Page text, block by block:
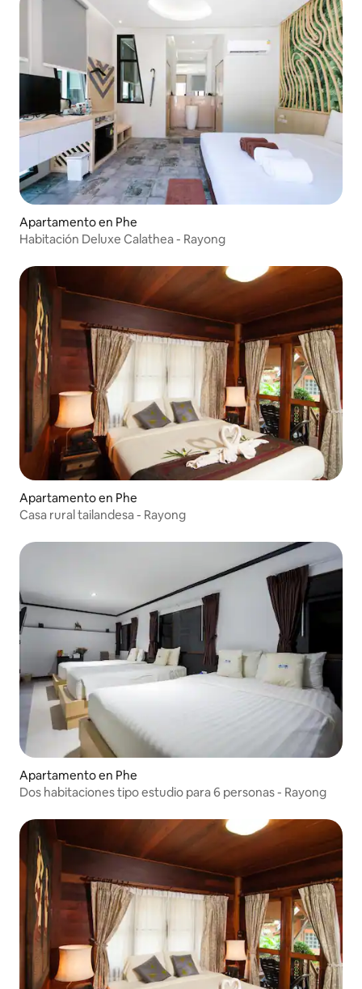
Apartamento en Phe
Habitación Deluxe Calathea - Rayong
Apartamento en Phe
Casa rural tailandesa - Rayong
Apartamento en Phe
Dos habitaciones tipo estudio para 6 personas - Rayong